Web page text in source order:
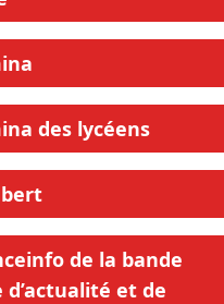
des lycéens
de la bande
d’actualité et de